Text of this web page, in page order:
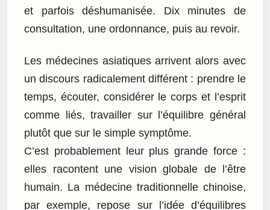
et parfois déshumanisée. Dix minutes de
consultation, une ordonnance, puis au revoir.
Les médecines asiatiques arrivent alors avec
un discours radicalement différent : prendre le
temps, écouter, considérer le corps et l’esprit
comme liés, travailler sur l’équilibre général
plutôt que sur le simple symptôme.
C’est probablement leur plus grande force :
elles racontent une vision globale de l’être
humain. La médecine traditionnelle chinoise,
par exemple, repose sur l’idée d’équilibres